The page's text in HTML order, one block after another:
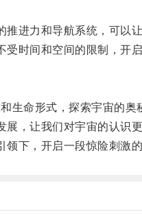
力和导航系统，可以让
间和空间的限制，开启
命形式，探索宇宙的奥
让我们对宇宙的认识更
下，开启一段惊险刺激的